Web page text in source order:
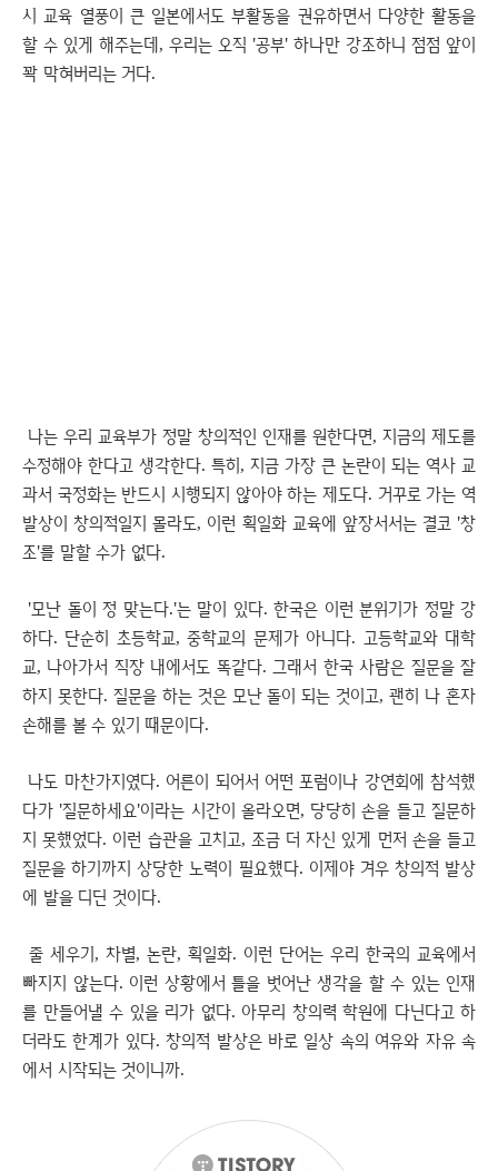
시 교육 열풍이 큰 일본에서도 부활동을 권유하면서 다양한 활동을
할 수 있게 해주는데, 우리는 오직 '공부' 하나만 강조하니 점점 앞이
꽉 막혀버리는 거다.
나는 우리 교육부가 정말 창의적인 인재를 원한다면, 지금의 제도를
수정해야 한다고 생각한다. 특히, 지금 가장 큰 논란이 되는 역사 교
과서 국정화는 반드시 시행되지 않아야 하는 제도다. 거꾸로 가는 역
발상이 창의적일지 몰라도, 이런 획일화 교육에 앞장서서는 결코 '창
조'를 말할 수가 없다.
'모난 돌이 정 맞는다.'는 말이 있다. 한국은 이런 분위기가 정말 강
하다. 단순히 초등학교, 중학교의 문제가 아니다. 고등학교와 대학
교, 나아가서 직장 내에서도 똑같다. 그래서 한국 사람은 질문을 잘
하지 못한다. 질문을 하는 것은 모난 돌이 되는 것이고, 괜히 나 혼자
손해를 볼 수 있기 때문이다.
나도 마찬가지였다. 어른이 되어서 어떤 포럼이나 강연회에 참석했
다가 '질문하세요'이라는 시간이 올라오면, 당당히 손을 들고 질문하
지 못했었다. 이런 습관을 고치고, 조금 더 자신 있게 먼저 손을 들고
질문을 하기까지 상당한 노력이 필요했다. 이제야 겨우 창의적 발상
에 발을 디딘 것이다.
줄 세우기, 차별, 논란, 획일화. 이런 단어는 우리 한국의 교육에서
빠지지 않는다. 이런 상황에서 틀을 벗어난 생각을 할 수 있는 인재
를 만들어낼 수 있을 리가 없다. 아무리 창의력 학원에 다닌다고 하
더라도 한계가 있다. 창의적 발상은 바로 일상 속의 여유와 자유 속
에서 시작되는 것이니까.